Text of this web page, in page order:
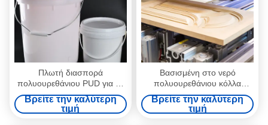
Πλωτή διασπορά
πολυουρεθάνιου PUD για τη
συμπίεση μεμβρανών PVC
Βρείτε την καλύτερη
τιμή
Βασισμένη στο νερό
πολυουρεθάνιου κόλλα
ξυλουργικής PUR
καπλαμάδων διασπορών
κενή
Βρείτε την καλύτερη
τιμή